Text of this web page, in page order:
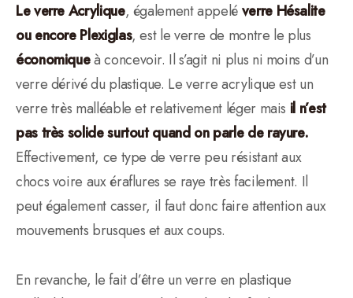
Le verre Acrylique, également appeléverre Hésalite
ou encore Plexiglas, est le verre de montre le plus
économiqueà concevoir. Il s’agit ni plus ni moins d’un
verre dérivé du plastique. Le verre acrylique est un
verre très malléable et relativement léger mais il n’est
pas très solide surtout quand on parle de rayure.
Effectivement, ce type de verre peu résistant aux
chocs voire aux éraflures se raye très facilement. Il
peut également casser, il faut donc faire attention aux
mouvements brusques et aux coups.
En revanche, le fait d’être un verre en plastique